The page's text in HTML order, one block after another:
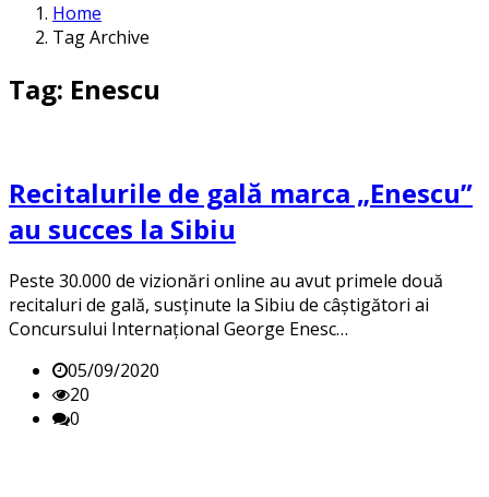
Home
Tag Archive
Tag: Enescu
Recitalurile de gală marca „Enescu”
au succes la Sibiu
Peste 30.000 de vizionări online au avut primele două
recitaluri de gală, susținute la Sibiu de câștigători ai
Concursului Internațional George Enesc…
05/09/2020
20
0